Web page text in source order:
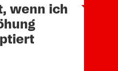
wenn ich
Arow